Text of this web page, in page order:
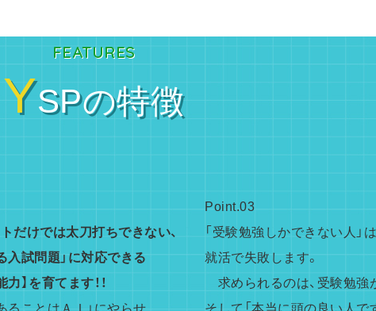
FEATURES
YSPの特徴
だけでは太刀打ちできない、
入試問題」に対応できる
】を育てます！！
Point.03
「受験勉強しかできない人」
就活で失敗します。
求められるのは、受験勉強